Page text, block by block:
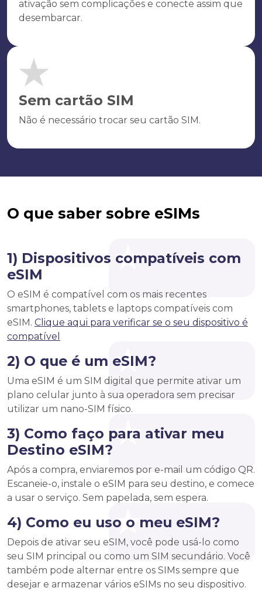
ativação sem complicações e conecte assim que
desembarcar.
Sem cartão SIM
Não é necessário trocar seu cartão SIM.
O que saber sobre eSIMs
1) Dispositivos compatíveis com
eSIM
O eSIM é compatível com os mais recentes
smartphones, tablets e laptops compatíveis com
eSIM. Clique aqui para verificar se o seu dispositivo é
compatível
2) O que é um eSIM?
Uma eSIM é um SIM digital que permite ativar um
plano celular junto à sua operadora sem precisar
utilizar um nano-SIM físico.
3) Como faço para ativar meu
Destino eSIM?
Após a compra, enviaremos por e-mail um código QR.
Escaneie-o, instale o eSIM para seu destino, e comece
a usar o serviço. Sem papelada, sem espera.
4) Como eu uso o meu eSIM?
Depois de ativar seu eSIM, você pode usá-lo como
seu SIM principal ou como um SIM secundário. Você
também pode alternar entre os SIMs sempre que
desejar e armazenar vários eSIMs no seu dispositivo.